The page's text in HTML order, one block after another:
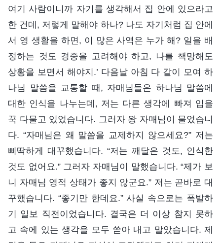
여기 사람이니까 자기를 생각해서 집 안에 있으라고
한 건데, 저렇게 말해야 하나? 나도 자기처럼 집 안에
서 영 생활을 하면, 이 많은 사역은 누가 해? 일을 배
정하는 것도 경중을 고려해야 하고, 나를 책망해도
상황을 보면서 해야지.’ 다음날 아침 다 같이 모여 하
나님 말씀을 교통할 때, 자매님들은 하나님 말씀에
대한 인식을 나누는데, 저는 다른 생각에 빠져 입을
꾹 다물고 있었습니다. 그러자 왕 자매님이 물었습니
다. “자매님은 왜 말씀을 교제하지 않으세요?” 저는
삐딱하게 대꾸했습니다. “저는 깨달은 것도, 인식한
것도 없어요.” 그러자 자매님이 말했습니다. “제가 보
니 자매님 영적 상태가 좋지 않군요.” 저는 곧바로 대
꾸했습니다. “좋기만 한데요.” 사실 속으로는 폭발하
기 일보 직전이었습니다. 결국은 더 이상 참지 못하
고 속에 있는 생각을 모두 쏟아 내고 말았습니다. 제